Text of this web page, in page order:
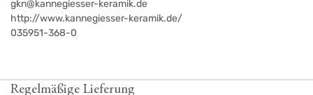
gkn@kannegiesser-keramik.de
http://www.kannegiesser-keramik.de/
035951-368-0
Regelmäßige Lieferung